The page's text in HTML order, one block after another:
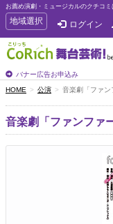
お薦め演劇・ミュージカルのクチコミ
T
o
g
g
e
n
a
v
i
地域選択 ログイン
バナー広告お申込み
HOME 公演 音楽劇「ファン
音楽劇「ファンファ